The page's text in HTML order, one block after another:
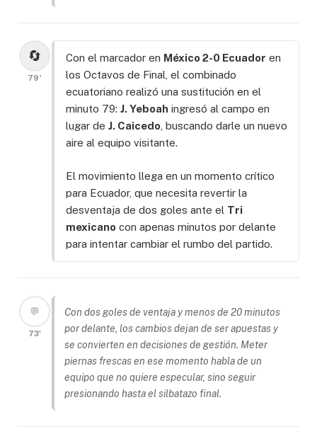
🔄
79'
Con el marcador en México 2-0 Ecuador en
los Octavos de Final, el combinado
ecuatoriano realizó una sustitución en el
minuto 79: J. Yeboah ingresó al campo en
lugar de J. Caicedo , buscando darle un nuevo
aire al equipo visitante.
El movimiento llega en un momento crítico
para Ecuador, que necesita revertir la
desventaja de dos goles ante el Tri
mexicano con apenas minutos por delante
para intentar cambiar el rumbo del partido.
💬
73'
Con dos goles de ventaja y menos de 20 minutos
por delante, los cambios dejan de ser apuestas y
se convierten en decisiones de gestión. Meter
piernas frescas en ese momento habla de un
equipo que no quiere especular, sino seguir
presionando hasta el silbatazo final.